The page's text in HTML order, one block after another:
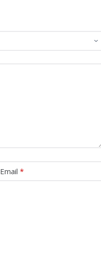
Email *